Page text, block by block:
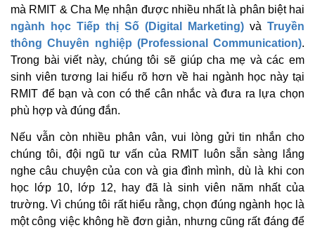
mà RMIT & Cha Mẹ nhận được nhiều nhất là phân biệt hai
ngành học Tiếp thị Số (Digital Marketing) và Truyền
thông Chuyên nghiệp (Professional Communication).
Trong bài viết này, chúng tôi sẽ giúp cha mẹ và các em
sinh viên tương lai hiểu rõ hơn về hai ngành học này tại
RMIT để bạn và con có thể cân nhắc và đưa ra lựa chọn
phù hợp và đúng đắn.
Nếu vẫn còn nhiều phân vân, vui lòng gửi tin nhắn cho
chúng tôi, đội ngũ tư vấn của RMIT luôn sẵn sàng lắng
nghe câu chuyện của con và gia đình mình, dù là khi con
học lớp 10, lớp 12, hay đã là sinh viên năm nhất của
trường. Vì chúng tôi rất hiểu rằng, chọn đúng ngành học là
một công việc không hề đơn giản, nhưng cũng rất đáng để